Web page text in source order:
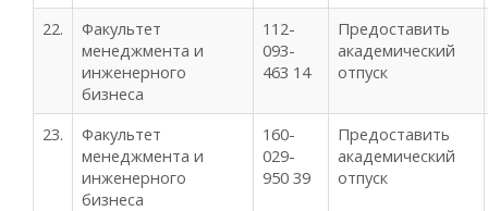
22.
Факультет
менеджмента и
инженерного
бизнеса
112-
093-
463 14
Предоставить
академический
отпуск
23.
Факультет
менеджмента и
инженерного
бизнеса
160-
029-
950 39
Предоставить
академический
отпуск